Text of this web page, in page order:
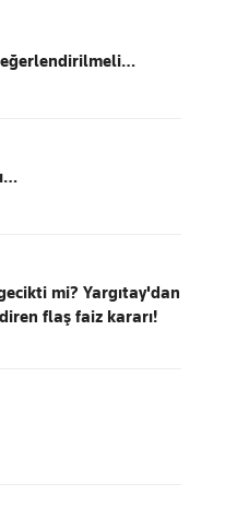
mi? Yargıtay'dan
flaş faiz kararı!